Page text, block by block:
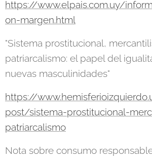
https://www.elpais.com.uy/
on-margen.html
"Sistema prostitucional,
patriarcalismo: el papel del
nuevas masculinidades"
https://
post/sistema-prostitucional-
patriarcalismo
Nota sobre consumo